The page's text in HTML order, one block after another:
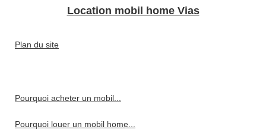
Location mobil home Vias
Plan du site
Pourquoi acheter un mobil...
Pourquoi louer un mobil home...